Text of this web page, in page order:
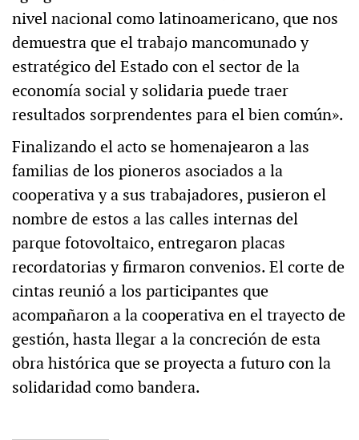
nivel nacional como latinoamericano, que nos
demuestra que el trabajo mancomunado y
estratégico del Estado con el sector de la
economía social y solidaria puede traer
resultados sorprendentes para el bien común».
Finalizando el acto se homenajearon a las
familias de los pioneros asociados a la
cooperativa y a sus trabajadores, pusieron el
nombre de estos a las calles internas del
parque fotovoltaico, entregaron placas
recordatorias y firmaron convenios. El corte de
cintas reunió a los participantes que
acompañaron a la cooperativa en el trayecto de
gestión, hasta llegar a la concreción de esta
obra histórica que se proyecta a futuro con la
solidaridad como bandera.